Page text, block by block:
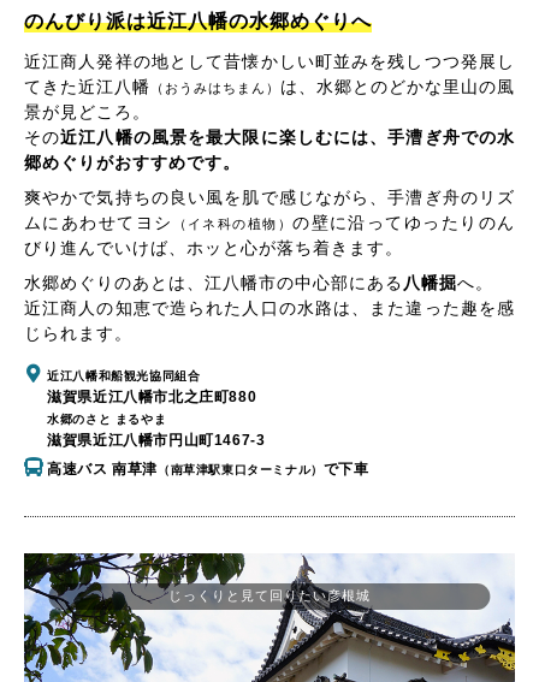
のんびり派は近江八幡の水郷めぐりへ
近江商人発祥の地として昔懐かしい町並みを残しつつ発展し
てきた近江八幡 （おうみはちまん） は、水郷とのどかな里山の風
景が見どころ。
その近江八幡の風景を最大限に楽しむには、手漕ぎ舟での水
郷めぐりがおすすめです。
爽やかで気持ちの良い風を肌で感じながら、手漕ぎ舟のリズ
ムにあわせてヨシ
（イネ科の植物）の壁に沿ってゆったりのん
びり進んでいけば、ホッと心が落ち着きます。
水郷めぐりのあとは、江八幡市の中心部にある八幡掘へ。
近江商人の知恵で造られた人口の水路は、また違った趣を感
じられます。
近江八幡和船観光協同組合
滋賀県近江八幡市北之庄町880
水郷のさと まるやま
滋賀県近江八幡市円山町1467-3
高速バス 南草津 （南草津駅東口ターミナル） で下車
じっくりと見て回りたい彦根城